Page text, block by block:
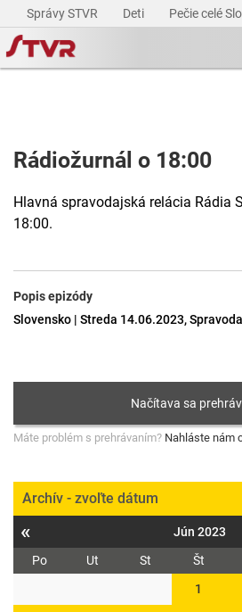
Správy STVR Deti Pečie celé
Rádiožurnál o 18:00
Hlavná spravodajská relácia Rádia
18:00.
Popis epizódy
Slovensko | Streda 14.06.2023,
Máte problém s prehrávaním? Nahláste nám
Archív - zvoľte dátum
« Jún 2023
Po Ut St Št
1